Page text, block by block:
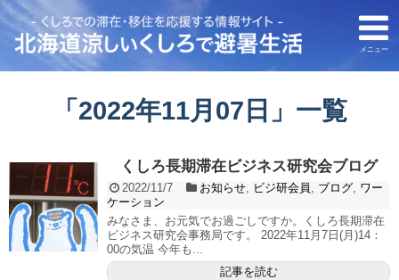
メニュー
「 2022年11月07日 」 一覧
くしろ長期滞在ビジネス研究会ブログ
2022/11/7 お知らせ, ビジ研会員 , ブログ, ワー
ケーション
みなさま、お元気でお過ごしですか。くしろ長期滞在
ビジネス研究会事務局です。 2022年11月7日(月)14：
00の気温 今年も...
記事を読む